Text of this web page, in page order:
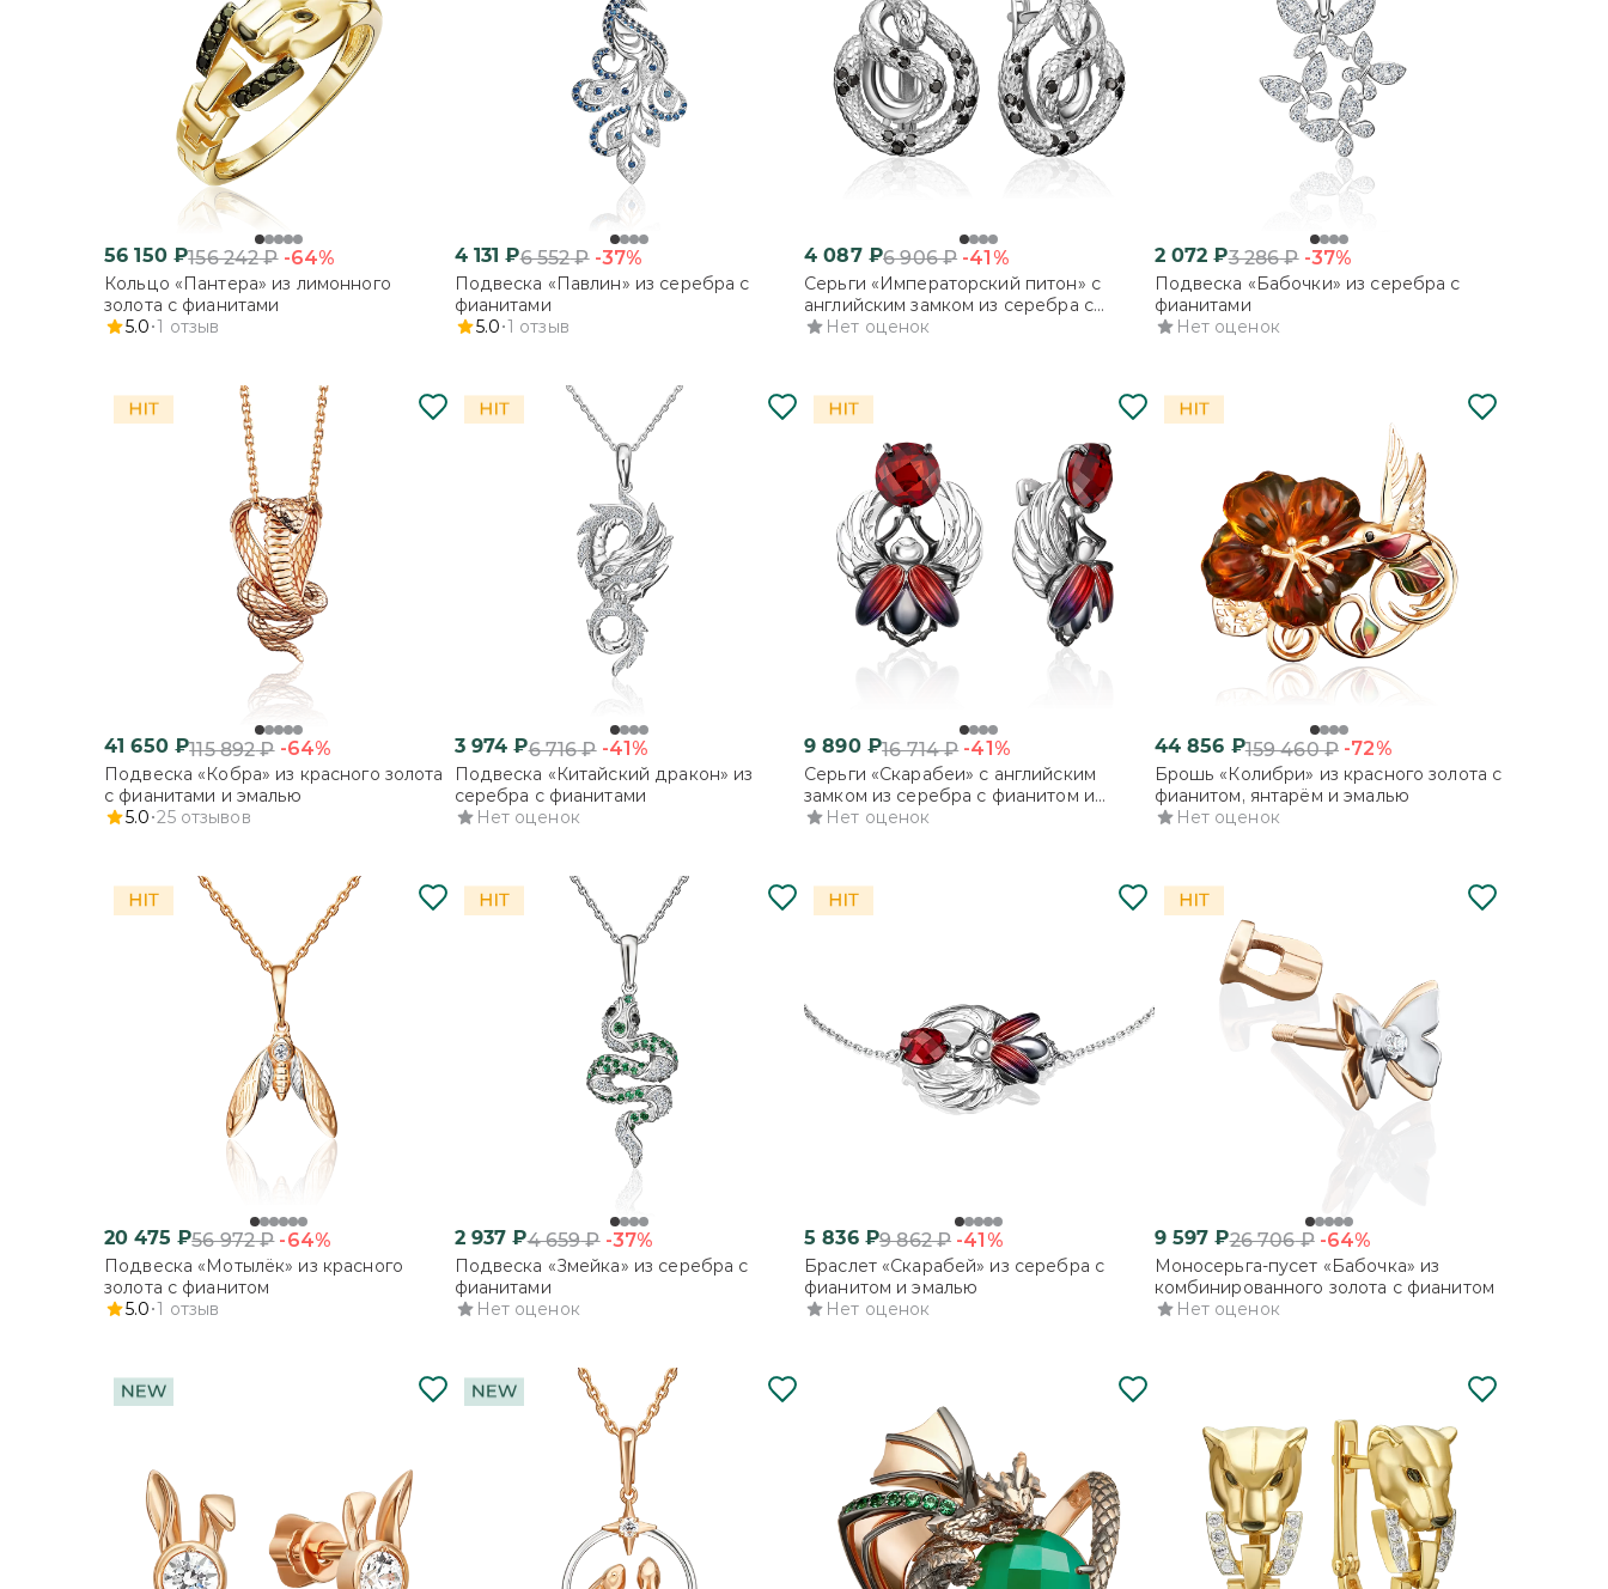
56 150₽156 242₽ -64%
Кольцо «Пантера» из лимонного
золота с фианитами
5.0 1 отзыв
4 131 ₽6 552₽ -37%
Подвеска «Павлин» из серебра с
фианитами
5.0 1 отзыв
4 087₽6 906₽ -41%
Серьги «Императорский питон» с
английским замком из серебра с
фианитами
Нет оценок
2 072 ₽3 286₽ -37%
Подвеска «Бабочки» из серебра с
фианитами
Нет оценок
41 650₽115 892₽ -64%
Подвеска «Кобра» из красного золота
с фианитами и эмалью
5.0 25 отзывов
3 974 ₽6 716₽ -41%
Подвеска «Китайский дракон» из
серебра с фианитами
Нет оценок
9 890₽16 714₽ -41%
Серьги «Скарабеи» с английским
замком из серебра с фианитом и
эмалью
Нет оценок
44 856 ₽159 460₽ -72%
Брошь «Колибри» из красного золота с
фианитом, янтарём и эмалью
Нет оценок
20 475 ₽56 972₽ -64%
Подвеска «Мотылёк» из красного
золота с фианитом
5.0 1 отзыв
2 937 ₽4 659₽ -37%
Подвеска «Змейка» из серебра с
фианитами
Нет оценок
5 836₽9 862₽ -41%
Браслет «Скарабей» из серебра с
фианитом и эмалью
Нет оценок
9 597 ₽26 706₽ -64%
Моносерьга-пусет «Бабочка» из
комбинированного золота с фианитом
Нет оценок